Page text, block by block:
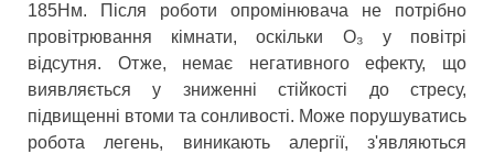
185Нм. Після роботи опромінювача не потрібно
провітрювання кімнати, оскільки О₃ у повітрі
відсутня. Отже, немає негативного ефекту, що
виявляється у зниженні стійкості до стресу,
підвищенні втоми та сонливості. Може порушуватись
робота легень, виникають алергії, з'являються